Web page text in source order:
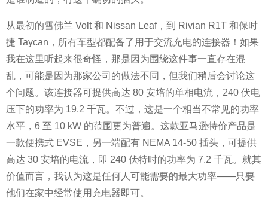
从最初的雪佛兰 Volt 和 Nissan Leaf，到 Rivian R1T 和保时
捷 Taycan，所有车型都配备了用于交流充电的连接器！如果
我在这里听起来很奇怪，那是因为围绕这件事一直存在混
乱，可能是因为那家公司的做法不同，但我们稍后会讨论这
个问题。该连接器可提供高达 80 安培的单相电流，240 伏电
压下的功率为 19.2 千瓦。不过，这是一个相当不常见的功率
水平，6 至 10 kW 的范围更为普遍。这款亚马逊特价产品是
一款便携式 EVSE，另一端配有 NEMA 14-50 插头，可提供
高达 30 安培的电流，即 240 伏特时的功率为 7.2 千瓦。就其
价值而言，我认为这是任何人可能需要的最大功率——只要
他们在家中经常使用充电器即可。